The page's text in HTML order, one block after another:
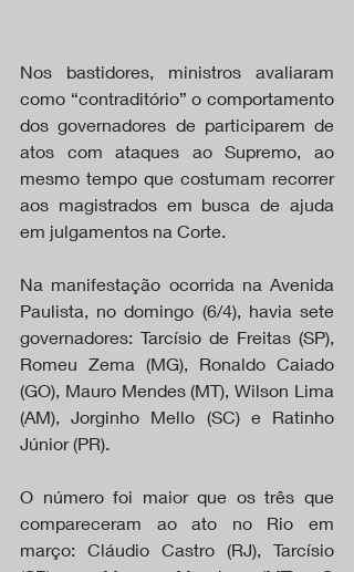
Nos bastidores, ministros avaliaram
como “contraditório” o comportamento
dos governadores de participarem de
atos com ataques ao Supremo, ao
mesmo tempo que costumam recorrer
aos magistrados em busca de ajuda
em julgamentos na Corte.
Na manifestação ocorrida na Avenida
Paulista, no domingo (6/4), havia sete
governadores: Tarcísio de Freitas (SP),
Romeu Zema (MG), Ronaldo Caiado
(GO), Mauro Mendes (MT), Wilson Lima
(AM), Jorginho Mello (SC) e Ratinho
Júnior (PR).
O número foi maior que os três que
compareceram ao ato no Rio em
março: Cláudio Castro (RJ), Tarcísio